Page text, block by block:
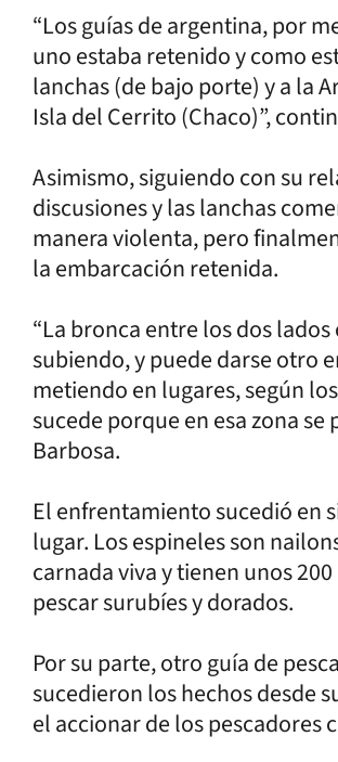
“Los guías de argentina, por
uno estaba retenido y como
lanchas (de bajo porte) y a la
Isla del Cerrito (Chaco)”,
Asimismo, siguiendo con su
discusiones y las lanchas
manera violenta, pero
la embarcación retenida.
“La bronca entre los dos
subiendo, y puede darse otro
metiendo en lugares, según
sucede porque en esa zona
Barbosa.
El enfrentamiento sucedió en
lugar. Los espineles son
carnada viva y tienen unos
pescar surubíes y dorados.
Por su parte, otro guía de
sucedieron los hechos desde
el accionar de los pescadores